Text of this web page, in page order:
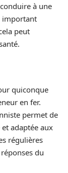
à une
important
peut
quiconque
en fer.
permet de
adaptée aux
régulières
du